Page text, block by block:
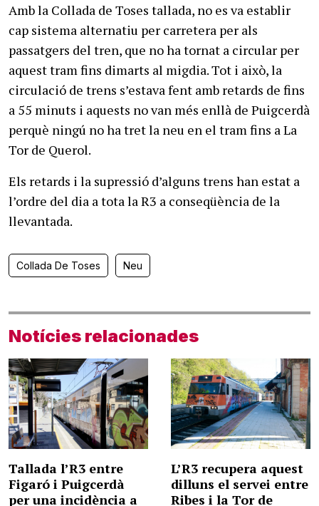
Amb la Collada de Toses tallada, no es va establir
cap sistema alternatiu per carretera per als
passatgers del tren, que no ha tornat a circular per
aquest tram fins dimarts al migdia. Tot i això, la
circulació de trens s’estava fent amb retards de fins
a 55 minuts i aquests no van més enllà de Puigcerdà
perquè ningú no ha tret la neu en el tram fins a La
Tor de Querol.
Els retards i la supressió d’alguns trens han estat a
l’ordre del dia a tota la R3 a conseqüència de la
llevantada.
Collada De Toses Neu
Notícies relacionades
Tallada l’R3 entre
Figaró i Puigcerdà
per una incidència a
L’R3 recupera aquest
dilluns el servei entre
Ribes i la Tor de